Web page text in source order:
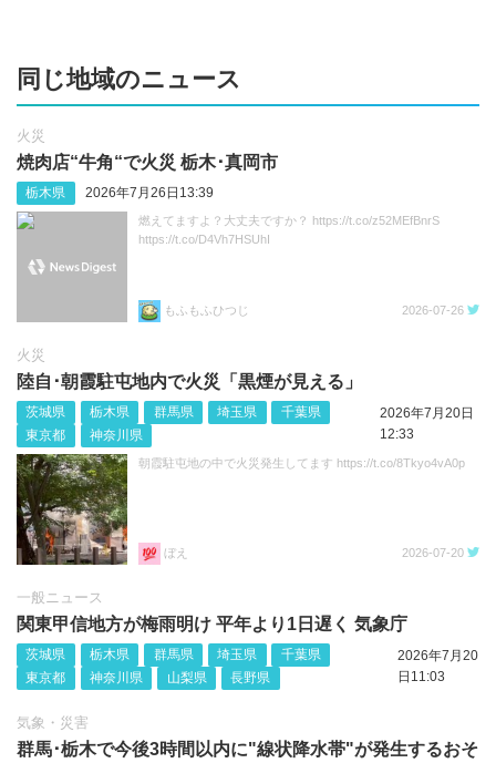
同じ地域のニュース
火災
焼肉店“牛角“で火災 栃木･真岡市
栃木県 2026年7月26日13:39
燃えてますよ？大丈夫ですか？ https://t.co/z52MEfBnrS
https://t.co/D4Vh7HSUhI
もふもふひつじ 2026-07-26
火災
陸自･朝霞駐屯地内で火災「黒煙が見える」
茨城県 栃木県 群馬県 埼玉県
千葉県
東京都
神奈川県
2026年7月20日
12:33
朝霞駐屯地の中で火災発生してます https://t.co/8Tkyo4vA0p
ぼえ 2026-07-20
一般ニュース
関東甲信地方が梅雨明け 平年より1日遅く 気象庁
茨城県 栃木県 群馬県 埼玉県
千葉県
東京都
神奈川県 山梨県 長野県
2026年7月20
日11:03
気象・災害
群馬･栃木で今後3時間以内に"線状降水帯"が発生するおそ